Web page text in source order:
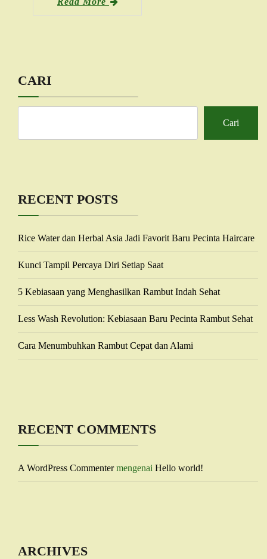
CARI
Cari
RECENT POSTS
Rice Water dan Herbal Asia Jadi Favorit Baru Pecinta Haircare
Kunci Tampil Percaya Diri Setiap Saat
5 Kebiasaan yang Menghasilkan Rambut Indah Sehat
Less Wash Revolution: Kebiasaan Baru Pecinta Rambut Sehat
Cara Menumbuhkan Rambut Cepat dan Alami
RECENT COMMENTS
A WordPress Commentermengenai Hello world!
ARCHIVES